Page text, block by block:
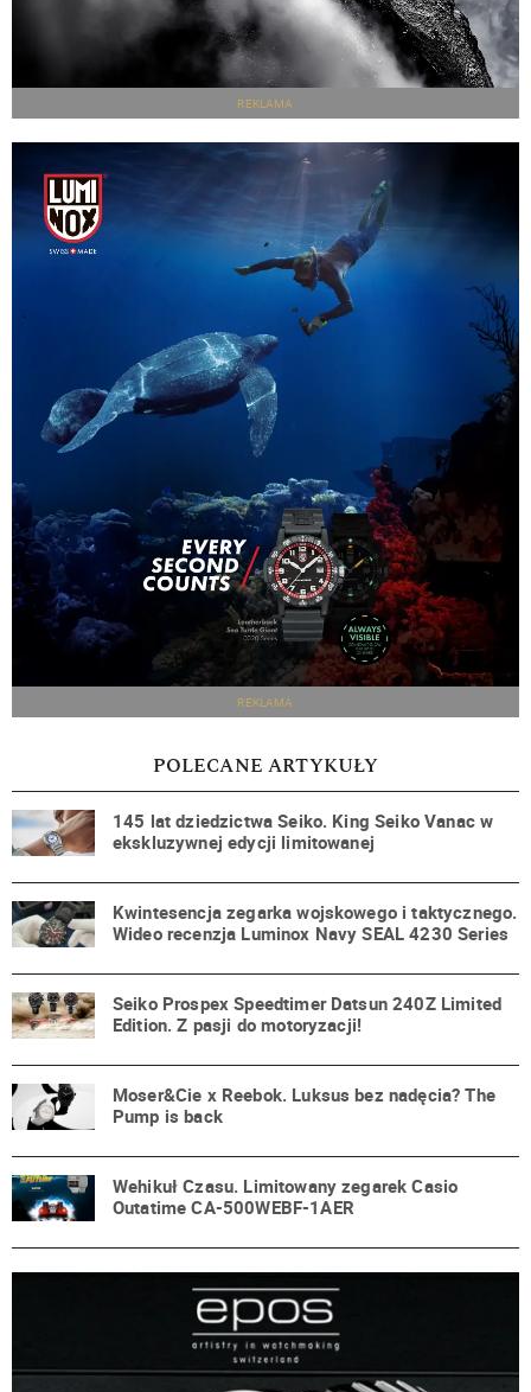
REKLAMA
REKLAMA
POLECANE ARTYKUŁY
145 lat dziedzictwa Seiko. King Seiko Vanac w
ekskluzywnej edycji limitowanej
Kwintesencja zegarka wojskowego i taktycznego.
Wideo recenzja Luminox Navy SEAL 4230 Series
Seiko Prospex Speedtimer Datsun 240Z Limited
Edition. Z pasji do motoryzacji!
Moser&Cie x Reebok. Luksus bez nadęcia? The
Pump is back
Wehikuł Czasu. Limitowany zegarek Casio
Outatime CA-500WEBF-1AER